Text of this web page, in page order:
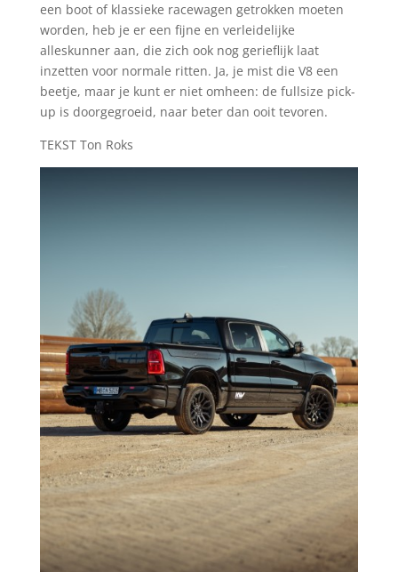
een boot of klassieke racewagen getrokken moeten
worden, heb je er een fijne en verleidelijke
alleskunner aan, die zich ook nog gerieflijk laat
inzetten voor normale ritten. Ja, je mist die V8 een
beetje, maar je kunt er niet omheen: de fullsize pick-
up is doorgegroeid, naar beter dan ooit tevoren.
TEKST Ton Roks